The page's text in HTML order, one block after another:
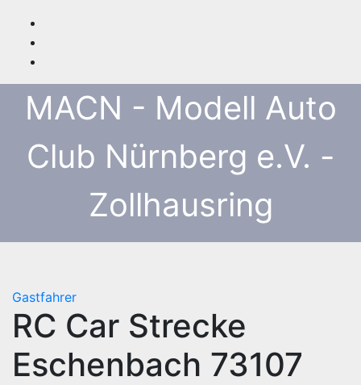
Inhalt
springen
MACN - Modell Auto
Club Nürnberg e.V. -
Zollhausring
Gastfahrer
RC Car Strecke
Eschenbach 73107